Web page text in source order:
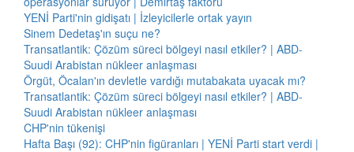
YENİ Parti'nin gidişatı | İzleyicilerle ortak yayın
Sinem Dedetaş'ın suçu ne?
Transatlantik: Çözüm süreci bölgeyi nasıl etkiler? | ABD-
Suudi Arabistan nükleer anlaşması
Örgüt, Öcalan'ın devletle vardığı mutabakata uyacak mı?
Transatlantik: Çözüm süreci bölgeyi nasıl etkiler? | ABD-
Suudi Arabistan nükleer anlaşması
CHP'nin tükenişi
Hafta Başı (92): CHP'nin figüranları | YENİ Parti start verdi |